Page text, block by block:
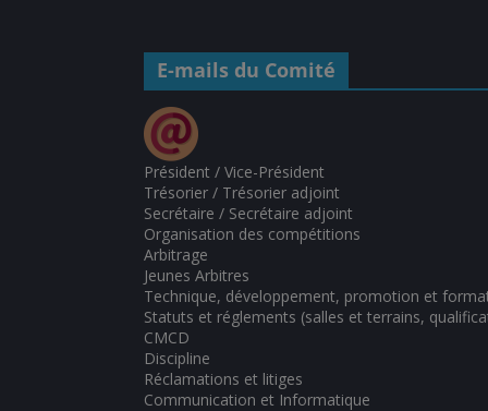
E-mails du Comité
Président / Vice-Président
Trésorier / Trésorier adjoint
Secrétaire / Secrétaire adjoint
Organisation des compétitions
Arbitrage
Jeunes Arbitres
Technique, développement, promotion et
Statuts et réglements (salles et terrains,
CMCD
Discipline
Réclamations et litiges
Communication et Informatique